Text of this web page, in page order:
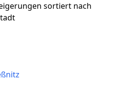
sortiert nach